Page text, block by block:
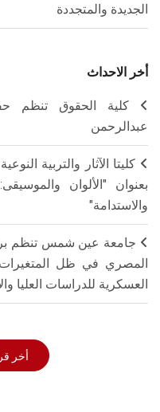
الجديدة والمتجددة
أخر الاحداث
كلية الحقوق تنظم
عبدالرحمن
كليتا الآثار والتربية
بعنوان "الألوان
والاستدامة"
جامعة عين شمس تنظم
المصري في ظل المتغيرات
العسكرية للدراسات العليا
أخر